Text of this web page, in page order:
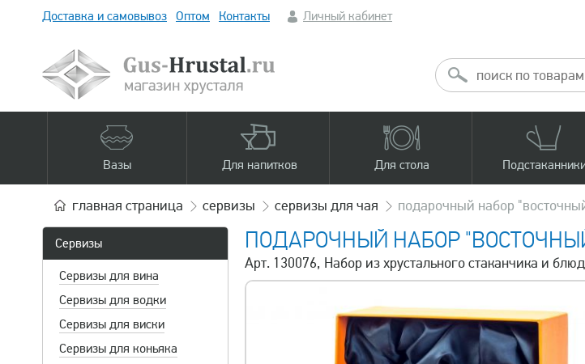
Доставка и самовывоз Оптом Контакты Личный кабинет
Вазы Для напитков Для стола
главная страница сервизы сервизы для чая подарочный набор
Сервизы
Сервизы для вина
Сервизы для водки
Сервизы для виски
Сервизы для коньяка
ПОДАРОЧНЫЙ НАБОР
Арт. 130076, Набор из хрустального стаканчика и